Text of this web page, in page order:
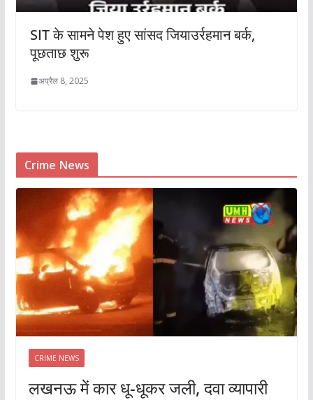
SIT के सामने पेश हुए सांसद जियाउर्रहमान बर्क,
पूछताछ शुरू
अप्रैल 8, 2025
Crime News
CRIME NEWS
लखनऊ में कार धू-धूकर जली, दवा व्यापारी